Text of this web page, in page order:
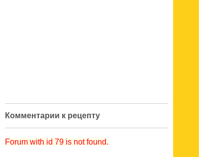
Комментарии к рецепту
Forum with id 79 is not found.